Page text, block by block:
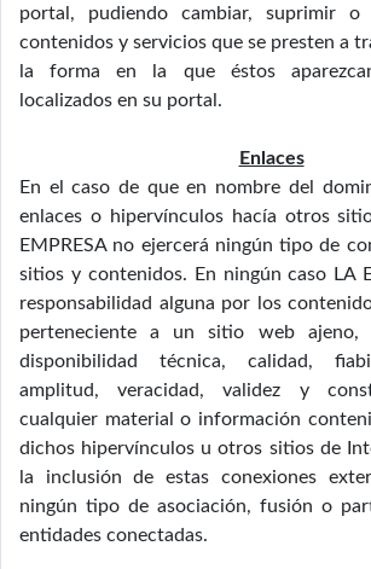
portal, pudiendo cambiar, suprimir
contenidos y servicios que se presten a
la forma en la que éstos
localizados en su portal.
Enlaces
En el caso de que en nombre del
enlaces o hipervínculos hacía otros
EMPRESA no ejercerá ningún tipo de
sitios y contenidos. En ningún caso LA
responsabilidad alguna por los
perteneciente a un sitio web ajeno,
disponibilidad técnica, calidad,
amplitud, veracidad, validez y
cualquier material o información
dichos hipervínculos u otros sitios de
la inclusión de estas conexiones
ningún tipo de asociación, fusión o
entidades conectadas.